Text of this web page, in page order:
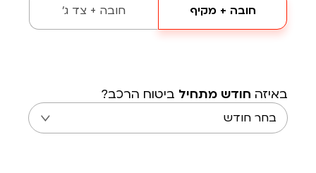
חובה + מקיף חובה + צד ג'
באיזה חודש מתחיל ביטוח הרכב?